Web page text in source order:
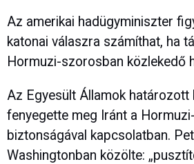
Az amerikai hadügyminiszter
katonai válaszra számíthat, ha
Hormuzi-szorosban közlekedő
Az Egyesült Államok határozott
fenyegette meg Iránt a
biztonságával kapcsolatban.
Washingtonban közölte: